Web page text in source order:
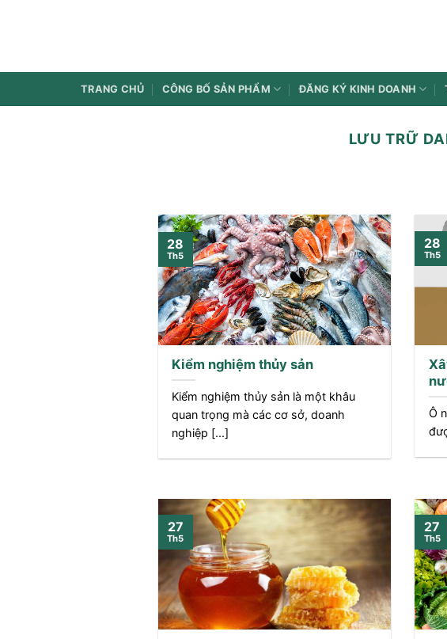
dung
TRANG CHỦ CÔNG BỐ SẢN PHẨM ĐĂNG KÝ KINH DOANH
LƯU TRỮ
Kiểm nghiệm thủy sản
Kiểm nghiệm thủy sản là một khâu
quan trọng mà các cơ sở, doanh
nghiệp [...]
28
Th5
Ô
28
Th5
27
Th5
27
Th5